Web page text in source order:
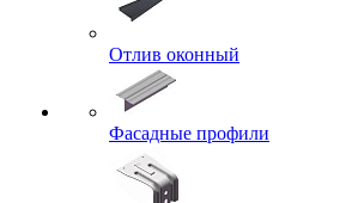
Отлив оконный
Фасадные профили